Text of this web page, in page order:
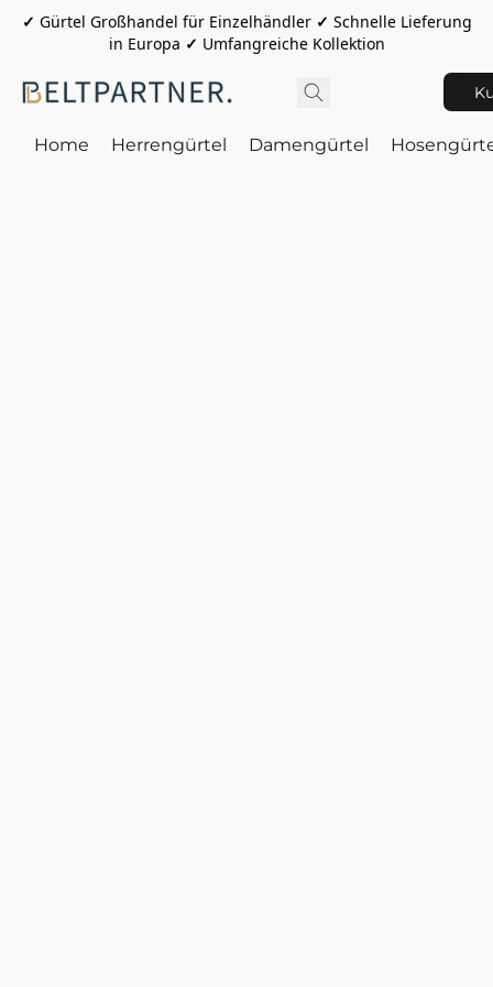
✓ Gürtel Großhandel für Einzelhändler ✓ Schnelle Lieferung
in Europa ✓ Umfangreiche Kollektion
Home Herrengürtel Damengürtel